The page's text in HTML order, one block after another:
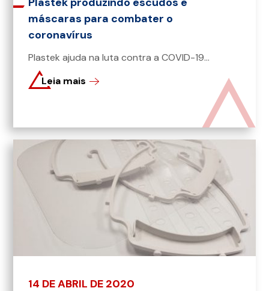
máscaras para combater o
coronavírus
Plastek ajuda na luta contra a COVID-19...
Leia mais
14 DE ABRIL DE 2020